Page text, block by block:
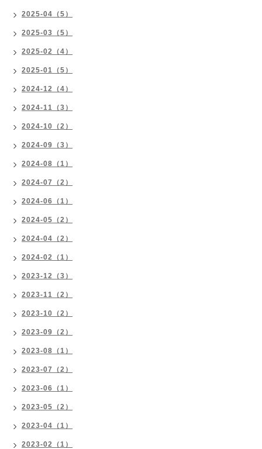
2025-04（5）
2025-03（5）
2025-02（4）
2025-01（5）
2024-12（4）
2024-11（3）
2024-10（2）
2024-09（3）
2024-08（1）
2024-07（2）
2024-06（1）
2024-05（2）
2024-04（2）
2024-02（1）
2023-12（3）
2023-11（2）
2023-10（2）
2023-09（2）
2023-08（1）
2023-07（2）
2023-06（1）
2023-05（2）
2023-04（1）
2023-02（1）